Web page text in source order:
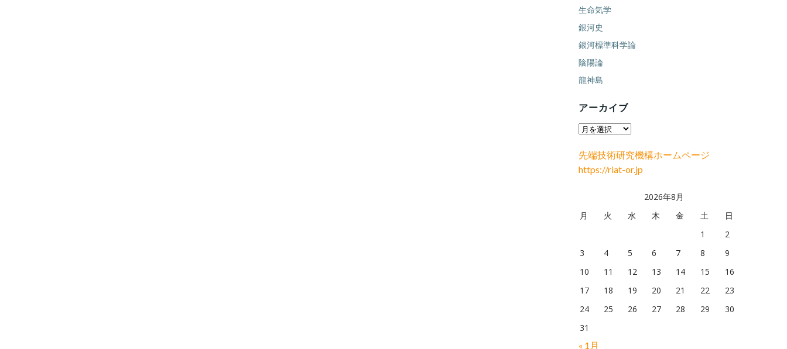
生命気学
銀河史
銀河標準科学論
陰陽論
龍神島
アーカイブ
ア
カ
イ
先端技術研究機構ホームページ
https://riat-or.jp
2026年8月
月
火 水 木 金 土
日
1
2
3
4 5 6 7 8
9
10
11 12 13 14 15
16
17
18 19 20 21 22
23
24
25 26 27 28 29
30
31
« 1月